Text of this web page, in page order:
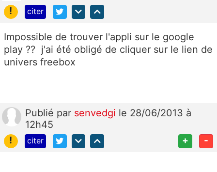
!
citer
Impossible de trouver l'appli sur le google
play ?? j'ai été obligé de cliquer sur le lien de
univers freebox
Publié par senvedgi le 28/06/2013 à
12h45
!
citer + -